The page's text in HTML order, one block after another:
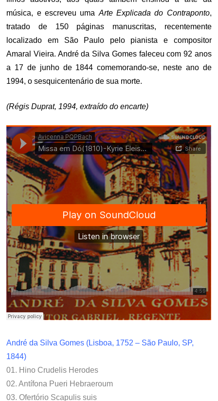
música, e escreveu uma Arte Explicada do Contraponto,
tratado de 150 páginas manuscritas, recentemente
localizado em São Paulo pelo pianista e compositor
Amaral Vieira. André da Silva Gomes faleceu com 92 anos
a 17 de junho de 1844 comemorando-se, neste ano de
1994, o sesquicentenário de sua morte.
(Régis Duprat, 1994, extraído do encarte)
André da Silva Gomes (Lisboa, 1752 – São Paulo, SP,
1844)
01. Hino Crudelis Herodes
02. Antífona Pueri Hebraeroum
03. Ofertório Scapulis suis